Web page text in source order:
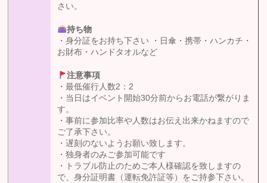
さい。
持ち物
・身分証をお持ち下さい ・日傘・携帯・ハンカチ・
お財布・ハンドタオルなど
注意事項
・最低催行人数2：2
・当日はイベント開始30分前からお電話が繋がりま
す。
・事前に参加比率や人数はお伝え出来かねますので
ご了承下さい。
・遅刻のないようお願い致します。
・独身者のみご参加可能です
・トラブル防止のためご本人様確認を致しますの
で、身分証明書（運転免許証等）をご持参下さい。